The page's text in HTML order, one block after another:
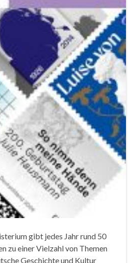
gibt jedes Jahr rund 50
zu einer Vielzahl von Themen
Geschichte und Kultur